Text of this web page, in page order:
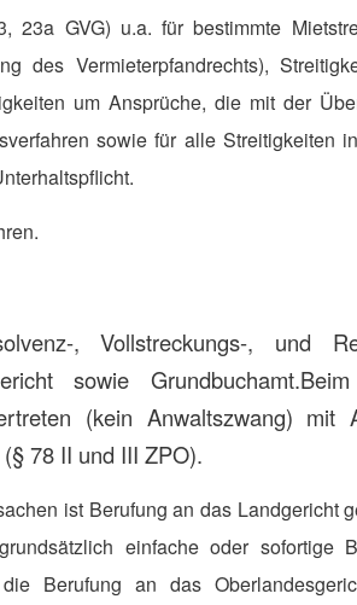
GVG) u.a. für bestimmte
des Vermieterpfandrechts),
um Ansprüche, die mit der
sowie für alle Streitigkeiten
, Vollstreckungs-, und
sowie
(kein Anwaltszwang) mit
78 II und III ZPO).
ist Berufung an das Landgericht
einfache oder sofortige
Berufung an das